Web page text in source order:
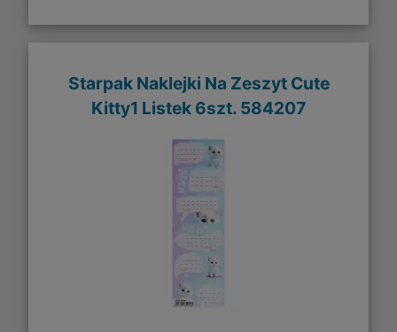
Starpak Naklejki Na Zeszyt Cute
Kitty1 Listek 6szt. 584207